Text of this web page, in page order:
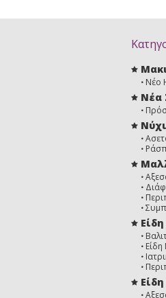
Νέο
Νέα
Είδη